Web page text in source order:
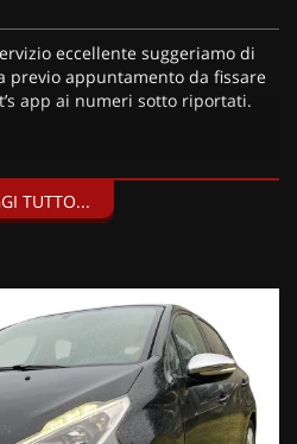
eccellente suggeriamo di
previo appuntamento da fissare
app ai numeri sotto riportati.
di durata con estensione “valore
prevista obbligatoriamente
60 mesi.
TUTTO...